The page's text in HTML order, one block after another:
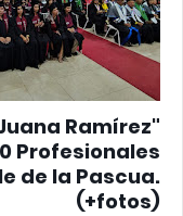
Ramírez"
Profesionales
de la Pascua.
(+fotos)